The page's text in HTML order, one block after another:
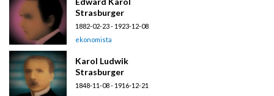
Strasburger
1882-02-23 - 1923-12-08
ekonomista
Karol Ludwik
Strasburger
1848-11-08 - 1916-12-21